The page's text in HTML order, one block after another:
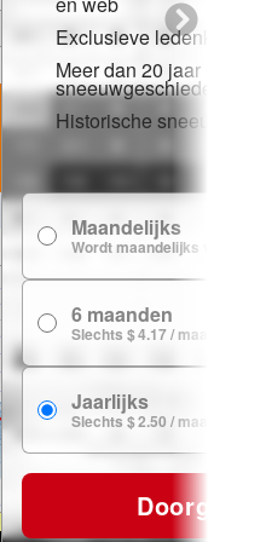
Exclusieve
Meer dan 20 jaar
sneeuwgeschiedenis
Historische
Maandelijks
Wordt maandelijks verlengd
6 maanden
Slechts $ 4.17 / maand
Jaarlijks
Slechts $ 2.50 / maand
Doorgaan